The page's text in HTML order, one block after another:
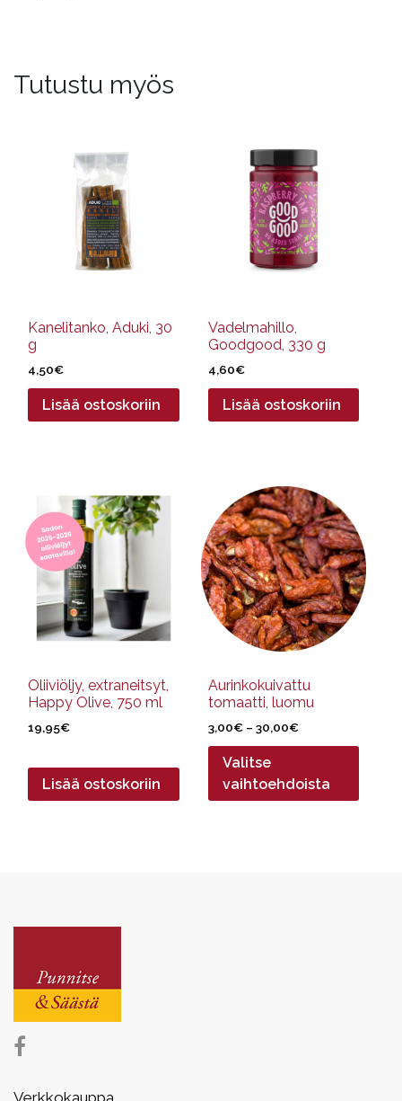
Tutustu myös
Kanelitanko, Aduki, 30
g
4,50€
Lisää ostoskoriin
Vadelmahillo,
Goodgood, 330 g
4,60€
Lisää ostoskoriin
Oliiviöljy, extraneitsyt,
Happy Olive, 750 ml
19,95€
Lisää ostoskoriin
Aurinkokuivattu
tomaatti, luomu
3,00€ – 30,00€Hintaluokka:
3,00€
30,00€
Valitse
vaihtoehdoista
tuotteella
on
useampi
muunnelma.
Voit
tehdä
valinnat
sivulla.
Verkkokauppa